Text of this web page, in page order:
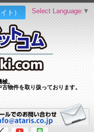
ト）
械。
物件を取り扱っております。
Select Language ▼